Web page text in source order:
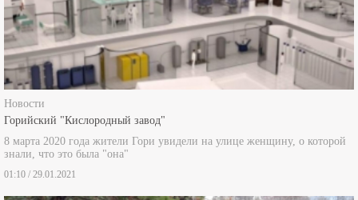
Новости
Горийский "Кислородный завод"
8 марта 2020 года жители Гори увидели на улице женщину, о которой
знали, что это была "она"
01:10 / 29.01.2021